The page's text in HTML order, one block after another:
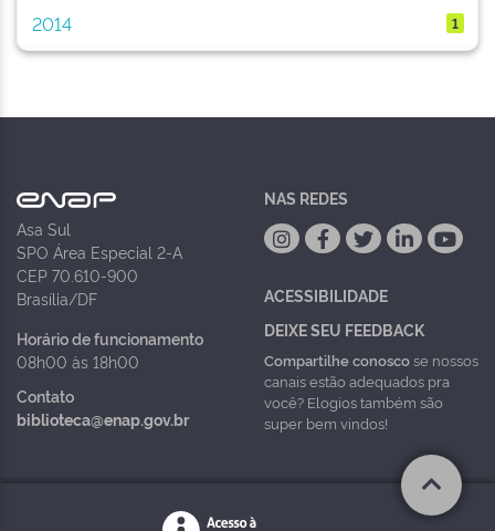
2014
1
Asa Sul
SPO Área Especial 2-A
CEP 70.610-900
Brasília/DF
Horário de funcionamento
08h00 às 18h00
Contato
biblioteca@enap.gov.br
NAS REDES
ACESSIBILIDADE
DEIXE SEU FEEDBACK
Compartilhe conoscose nossos
canais estão adequados pra
você? Elogios também são
super bem vindos!